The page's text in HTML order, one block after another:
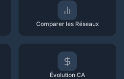
Comparer les Réseaux
Évolution CA